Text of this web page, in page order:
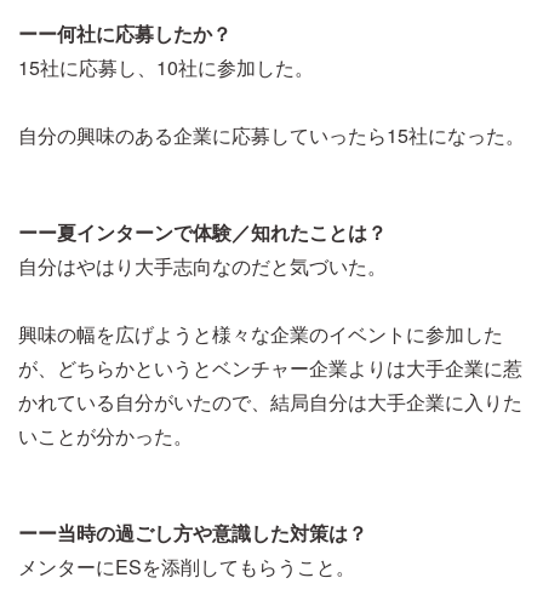
ーー何社に応募したか？
15社に応募し、10社に参加した。
自分の興味のある企業に応募していったら15社になった。
ーー夏インターンで体験／知れたことは？
自分はやはり大手志向なのだと気づいた。
興味の幅を広げようと様々な企業のイベントに参加した
が、どちらかというとベンチャー企業よりは大手企業に惹
かれている自分がいたので、結局自分は大手企業に入りた
いことが分かった。
ーー当時の過ごし方や意識した対策は？
メンターにESを添削してもらうこと。